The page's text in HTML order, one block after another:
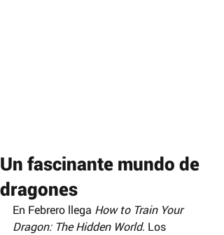
Un fascinante mundo de
dragones
En Febrero llega How to Train Your
Dragon: The Hidden World. Los